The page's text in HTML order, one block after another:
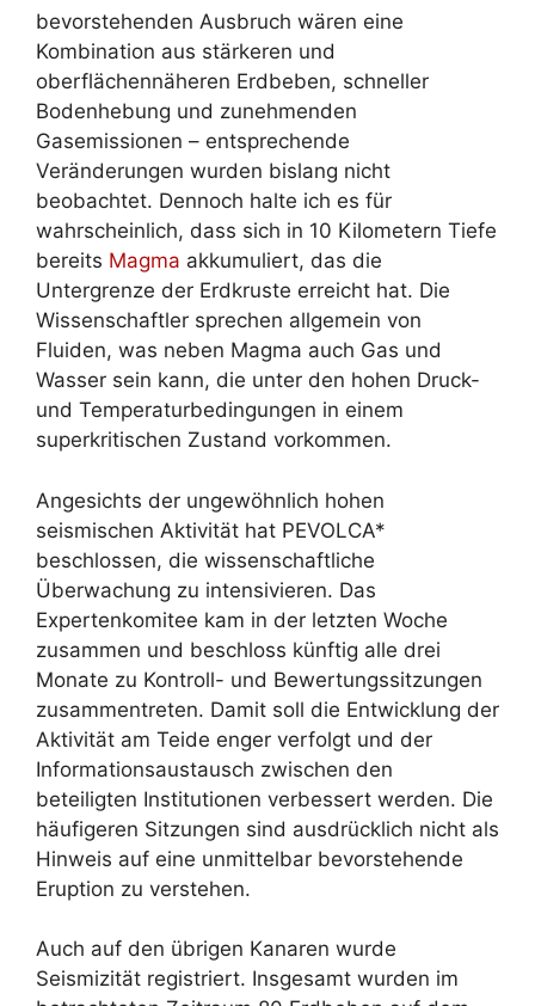
bevorstehenden Ausbruch wären eine
Kombination aus stärkeren und
oberflächennäheren Erdbeben, schneller
Bodenhebung und zunehmenden
Gasemissionen – entsprechende
Veränderungen wurden bislang nicht
beobachtet. Dennoch halte ich es für
wahrscheinlich, dass sich in 10 Kilometern Tiefe
bereits Magma akkumuliert, das die
Untergrenze der Erdkruste erreicht hat. Die
Wissenschaftler sprechen allgemein von
Fluiden, was neben Magma auch Gas und
Wasser sein kann, die unter den hohen Druck-
und Temperaturbedingungen in einem
superkritischen Zustand vorkommen.
Angesichts der ungewöhnlich hohen
seismischen Aktivität hat PEVOLCA*
beschlossen, die wissenschaftliche
Überwachung zu intensivieren. Das
Expertenkomitee kam in der letzten Woche
zusammen und beschloss künftig alle drei
Monate zu Kontroll- und Bewertungssitzungen
zusammentreten. Damit soll die Entwicklung der
Aktivität am Teide enger verfolgt und der
Informationsaustausch zwischen den
beteiligten Institutionen verbessert werden. Die
häufigeren Sitzungen sind ausdrücklich nicht als
Hinweis auf eine unmittelbar bevorstehende
Eruption zu verstehen.
Auch auf den übrigen Kanaren wurde
Seismizität registriert. Insgesamt wurden im